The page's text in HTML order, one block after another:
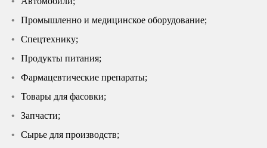
Промышленно и медицинское оборудование;
Спецтехнику;
Продукты питания;
Фармацевтические препараты;
Товары для фасовки;
Запчасти;
Сырье для производств;